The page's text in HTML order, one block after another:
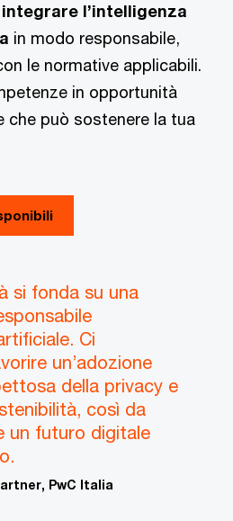
integrare l’intelligenza
in modo responsabile,
le normative applicabili.
in opportunità
che può sostenere la tua
si fonda su una
Ci
un’adozione
della privacy e
così da
un futuro digitale
PwC Italia